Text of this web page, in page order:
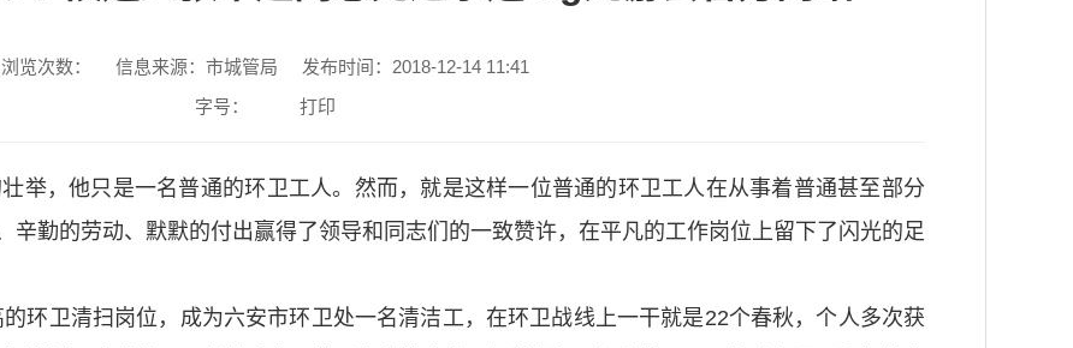
浏览次数： 信息来源：市城管局
发布时间：2018-12-14 11:41
字号：
打印
举，他只是一名普通的环卫工人。然而，就是这样一位普通的环卫工人在从事着普通甚至部分
辛勤的劳动、默默的付出赢得了领导和同志们的一致赞许，在平凡的工作岗位上留下了闪光的足
环卫清扫岗位，成为六安市环卫处一名清洁工，在环卫战线上一干就是22个春秋，个人多次获